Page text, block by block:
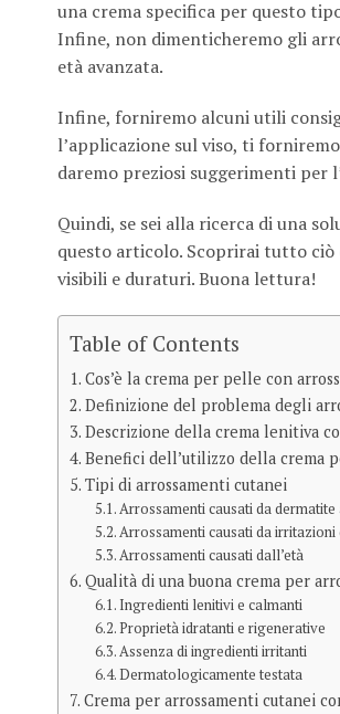
una crema specifica per questo
Infine, non dimenticheremo gli
età avanzata.
Infine, forniremo alcuni utili
l’applicazione sul viso, ti
daremo preziosi suggerimenti per
Quindi, se sei alla ricerca di una
questo articolo. Scoprirai tutto ciò
visibili e duraturi. Buona lettura!
Table of Contents
Cos’è la crema per pelle con
Definizione del problema degli
Descrizione della crema lenitiva
Benefici dell’utilizzo della crema
Tipi di arrossamenti cutanei
Arrossamenti causati da dermatite
Arrossamenti causati da
Arrossamenti causati dall’età
Qualità di una buona crema per
Ingredienti lenitivi e calmanti
Proprietà idratanti e rigenerative
Assenza di ingredienti irritanti
Dermatologicamente testata
Crema per arrossamenti cutanei